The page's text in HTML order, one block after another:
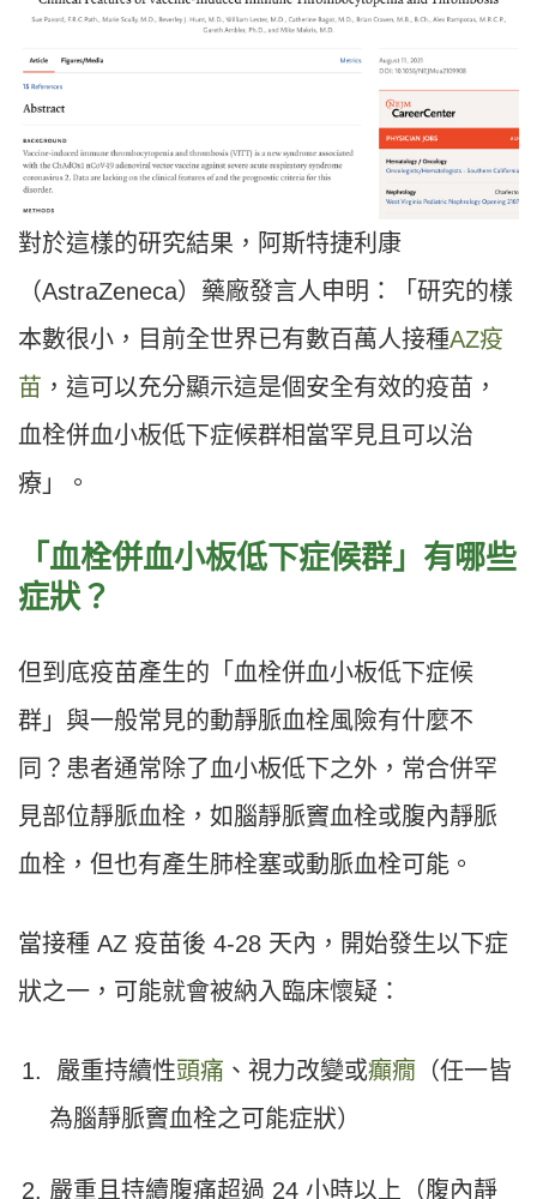
對於這樣的研究結果，阿斯特捷利康
（AstraZeneca）藥廠發言人申明：「研究的樣
本數很小，目前全世界已有數百萬人接種AZ疫
苗 ，這可以充分顯示這是個安全有效的疫苗，
血栓併血小板低下症候群相當罕見且可以治
療」。
「血栓併血小板低下症候群」有哪些
症狀？
但到底疫苗產生的「血栓併血小板低下症候
群」與一般常見的動靜脈血栓風險有什麼不
同？患者通常除了血小板低下之外，常合併罕
見部位靜脈血栓，如腦靜脈竇血栓或腹內靜脈
血栓，但也有產生肺栓塞或動脈血栓可能。
當接種 AZ 疫苗後 4-28 天內，開始發生以下症
狀之一，可能就會被納入臨床懷疑：
嚴重持續性頭痛 、視力改變或癲癇 （任一皆
為腦靜脈竇血栓之可能症狀）
嚴重且持續腹痛超過 24 小時以上（腹內靜